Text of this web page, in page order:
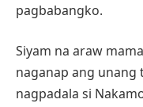
pagbabangko.
Siyam na araw
naganap ang unang
nagpadala si